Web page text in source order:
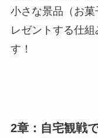
小さな景品（お
レゼントする仕
す！
2章：自宅観戦